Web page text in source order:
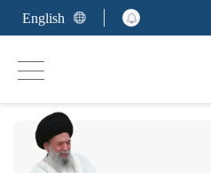
English